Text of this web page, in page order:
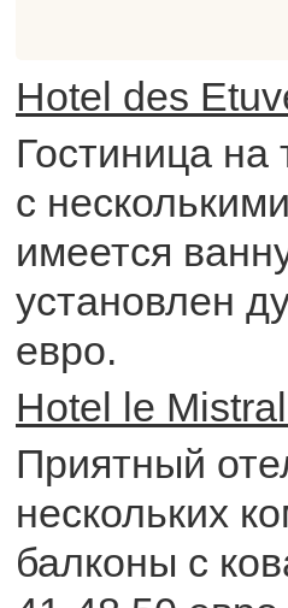
Hotel des
Гостиница на
с
имеется
установлен
евро.
Hotel le
Приятный
нескольких
балконы с